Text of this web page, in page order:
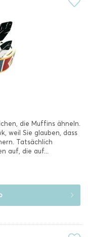
die Muffins ähneln.
weil Sie glauben, dass
Tatsächlich
auf, die auf...